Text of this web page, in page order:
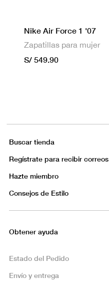
Nike Air Force 1 '07
Zapatillas para mujer
S/ 549.90
Buscar tienda
Regístrate para recibir correos
Hazte miembro
Consejos de Estilo
Obtener ayuda
Estado del Pedido
Envío y entrega